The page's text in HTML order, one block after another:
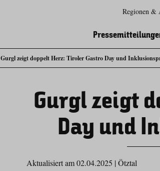
Gurgl zeigt doppelt Herz: Tiroler Gastro Day und
Regionen &
Gurgl zeigt
Day und
Aktualisiert am 02.04.2025 |Ötztal